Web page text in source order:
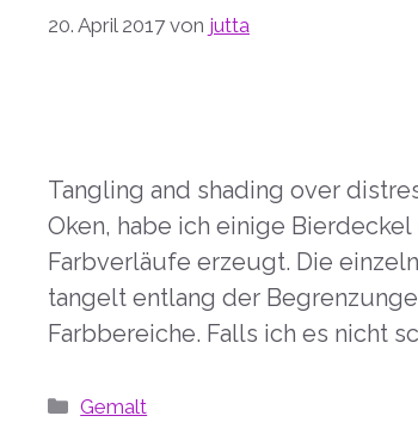
20. April 2017 von jutta
Tangling and shading over
Oken, habe ich einige
Farbverläufe erzeugt. Die
tangelt entlang der
Farbbereiche. Falls ich es nicht
Kategorien
Gemalt